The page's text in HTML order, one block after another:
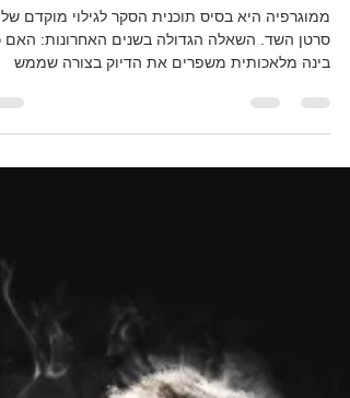
יותר גילוי, פחות בלבול
ממוגרפיה היא בסיס תוכנית הסקר לגילוי מוקדם של
בינה מלאכותית משפרים את הדיוק בצורה שממש
אמיתיים מראים שכן — ובאופן שלא מגדיל את